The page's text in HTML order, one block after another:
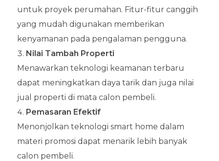
untuk proyek perumahan. Fitur-fitur canggih
yang mudah digunakan memberikan
kenyamanan pada pengalaman pengguna.
Nilai Tambah Properti
Menawarkan teknologi keamanan terbaru
dapat meningkatkan daya tarik dan juga nilai
jual properti di mata calon pembeli.
Pemasaran Efektif
Menonjolkan teknologi smart home dalam
materi promosi dapat menarik lebih banyak
calon pembeli.